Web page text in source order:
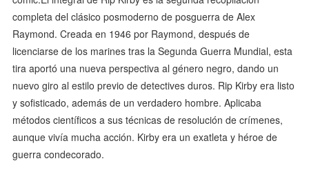
completa del clásico posmoderno de posguerra de Alex
Raymond. Creada en 1946 por Raymond, después de
licenciarse de los marines tras la Segunda Guerra Mundial, esta
tira aportó una nueva perspectiva al género negro, dando un
nuevo giro al estilo previo de detectives duros. Rip Kirby era listo
y sofisticado, además de un verdadero hombre. Aplicaba
métodos científicos a sus técnicas de resolución de crímenes,
aunque vivía mucha acción. Kirby era un exatleta y héroe de
guerra condecorado.